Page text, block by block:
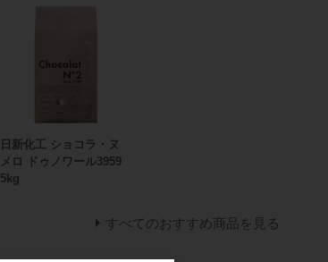
日新化工 ショコラ・ヌ
メロ ドゥノワール3959
5kg
すべてのおすすめ商品を見る